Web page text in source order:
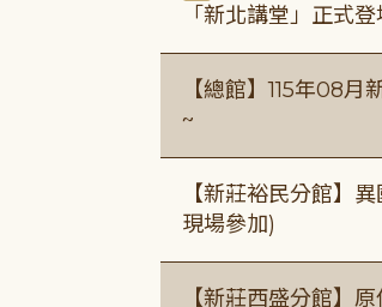
「新北講堂」正式登
【總館】115年08
~
【新莊裕民分館】
現場參加)
【新莊西盛分館】